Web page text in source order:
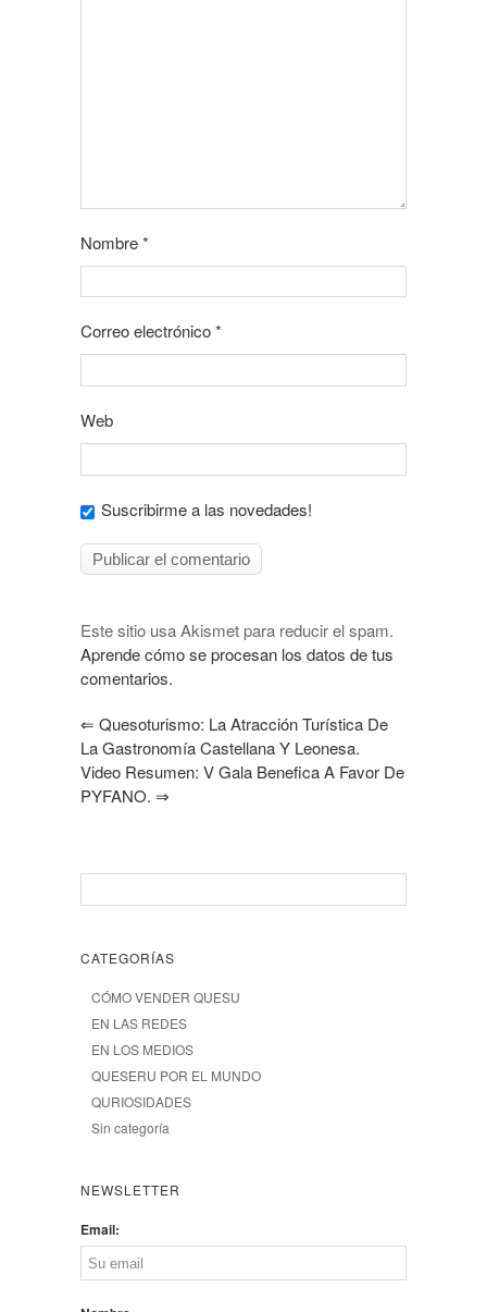
Nombre*
Correo electrónico*
Web
Suscribirme a las novedades!
Este sitio usa Akismet para reducir el spam.
Aprende cómo se procesan los datos de tus
comentarios.
⇐ Quesoturismo: La Atracción Turística De
La Gastronomía Castellana Y Leonesa.
Video Resumen: V Gala Benefica A Favor De
PYFANO. ⇒
CATEGORÍAS
CÓMO VENDER QUESU
EN LAS REDES
EN LOS MEDIOS
QUESERU POR EL MUNDO
QURIOSIDADES
Sin categoría
NEWSLETTER
Email: